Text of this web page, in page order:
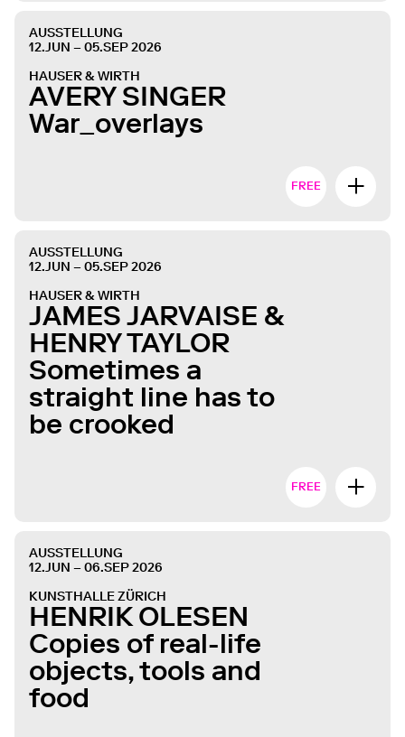
AUSSTELLUNG
12.JUN – 05.SEP 2026
HAUSER & WIRTH
AVERY SINGER
War_overlays
FREE
AUSSTELLUNG
12.JUN – 05.SEP 2026
HAUSER & WIRTH
JAMES JARVAISE &
HENRY TAYLOR
Sometimes a
straight line has to
be crooked
FREE
AUSSTELLUNG
12.JUN – 06.SEP 2026
KUNSTHALLE ZÜRICH
HENRIK OLESEN
Copies of real-life
objects, tools and
food